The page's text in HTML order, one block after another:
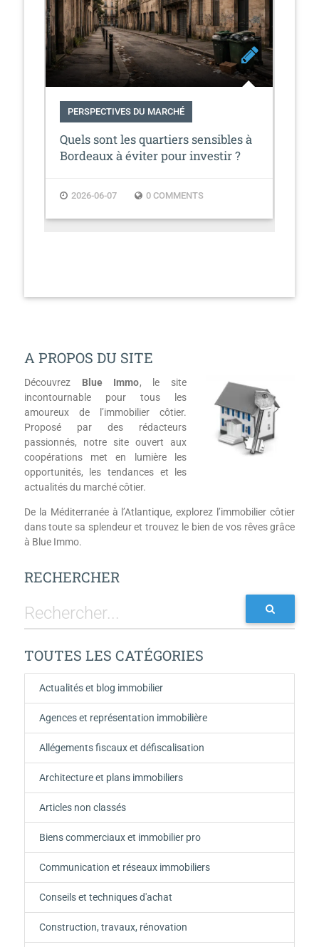
PERSPECTIVES DU MARCHÉ
Quels sont les quartiers sensibles à
Bordeaux à éviter pour investir ?
2026-06-07 0 COMMENTS
A PROPOS DU SITE
Découvrez Blue Immo, le site
incontournable pour tous les
amoureux de l’immobilier côtier.
Proposé par des rédacteurs
passionnés, notre site ouvert aux
coopérations met en lumière les
opportunités, les tendances et les
actualités du marché côtier.
De la Méditerranée à l’Atlantique, explorez l’immobilier côtier
dans toute sa splendeur et trouvez le bien de vos rêves grâce
à Blue Immo.
RECHERCHER
TOUTES LES CATÉGORIES
Actualités et blog immobilier
Agences et représentation immobilière
Allégements fiscaux et défiscalisation
Architecture et plans immobiliers
Articles non classés
Biens commerciaux et immobilier pro
Communication et réseaux immobiliers
Conseils et techniques d'achat
Construction, travaux, rénovation